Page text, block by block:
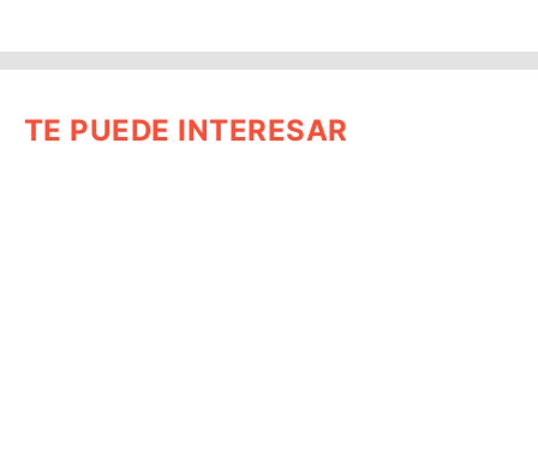
TE PUEDE INTERESAR